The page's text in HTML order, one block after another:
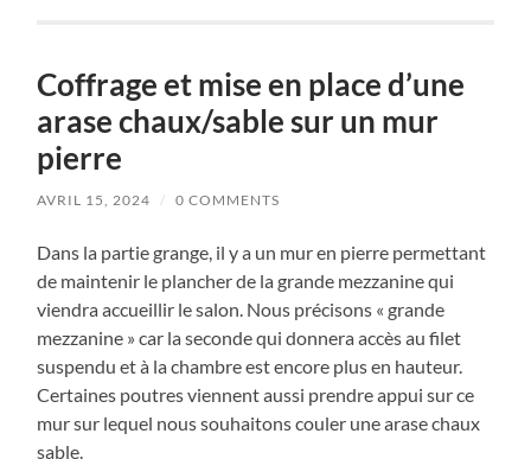
Coffrage et mise en place d’une
arase chaux/sable sur un mur
pierre
AVRIL 15, 2024 / 0 COMMENTS
Dans la partie grange, il y a un mur en pierre permettant
de maintenir le plancher de la grande mezzanine qui
viendra accueillir le salon. Nous précisons « grande
mezzanine » car la seconde qui donnera accès au filet
suspendu et à la chambre est encore plus en hauteur.
Certaines poutres viennent aussi prendre appui sur ce
mur sur lequel nous souhaitons couler une arase chaux
sable.